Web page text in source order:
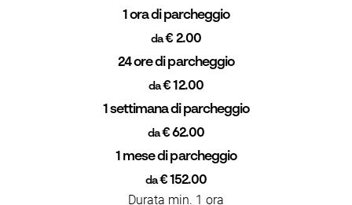
1 ora di parcheggio
da€ 2.00
24 ore di parcheggio
da€ 12.00
1 settimana di parcheggio
da€ 62.00
1 mese di parcheggio
da€ 152.00
Durata min. 1 ora